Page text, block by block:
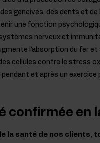
gencives, des dents et
une fonction
nerveux et
l'absorption du fer et
cellules contre le stress
et après un exercice
confirmée en
la santé de nos